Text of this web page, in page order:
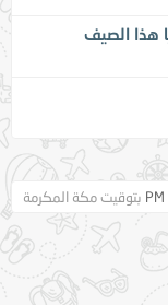
بتوقيت مكة المكرمة